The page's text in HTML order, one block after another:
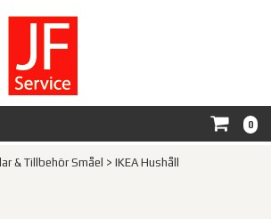
0
& Tillbehör Småel > IKEA Hushåll